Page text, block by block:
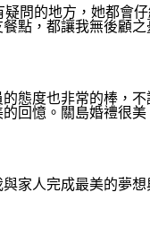
問的地方，她都會
點，都讓我無後顧
態度也非常的棒，
回憶。關島婚禮很
家人完成最美的夢